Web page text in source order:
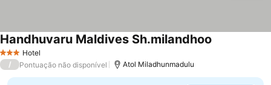
3 EstrelasHotel
Handhuvaru Maldives Sh.milandhoo
/ Pontuação não disponível Atol Miladhunmadulu